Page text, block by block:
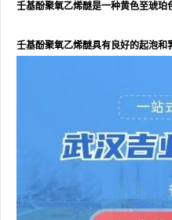
壬基酚聚氧乙烯醚是一种黄色至琥
壬基酚聚氧乙烯醚具有良好的起泡和